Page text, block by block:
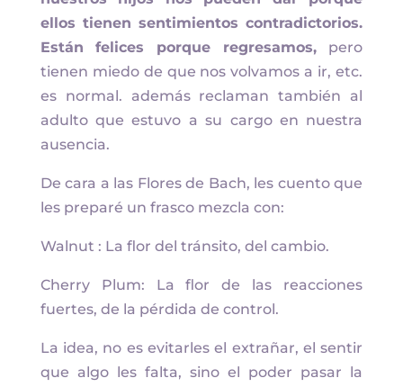
ellos tienen sentimientos contradictorios.
Están felices porque regresamos, pero
tienen miedo de que nos volvamos a ir, etc.
es normal. además reclaman también al
adulto que estuvo a su cargo en nuestra
ausencia.
De cara a las Flores de Bach, les cuento que
les preparé un frasco mezcla con:
Walnut : La flor del tránsito, del cambio.
Cherry Plum: La flor de las reacciones
fuertes, de la pérdida de control.
La idea, no es evitarles el extrañar, el sentir
que algo les falta, sino el poder pasar la